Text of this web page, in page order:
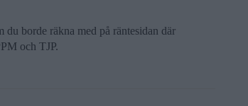
du borde räkna med på räntesidan där
och TJP.